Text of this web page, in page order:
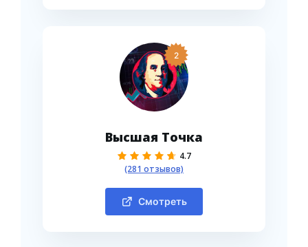
2
Высшая Точка
4.7
(281 отзывов)
Смотреть